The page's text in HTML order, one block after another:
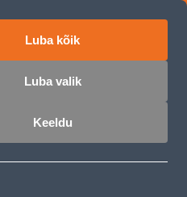
Luba kõik
Luba valik
Keeldu